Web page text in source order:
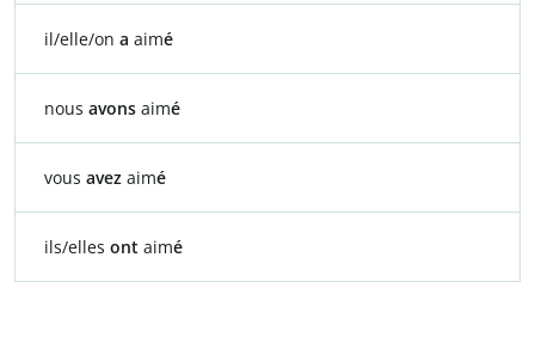
il/elle/on a aimé
nous avons aimé
vous avez aimé
ils/elles ont aimé